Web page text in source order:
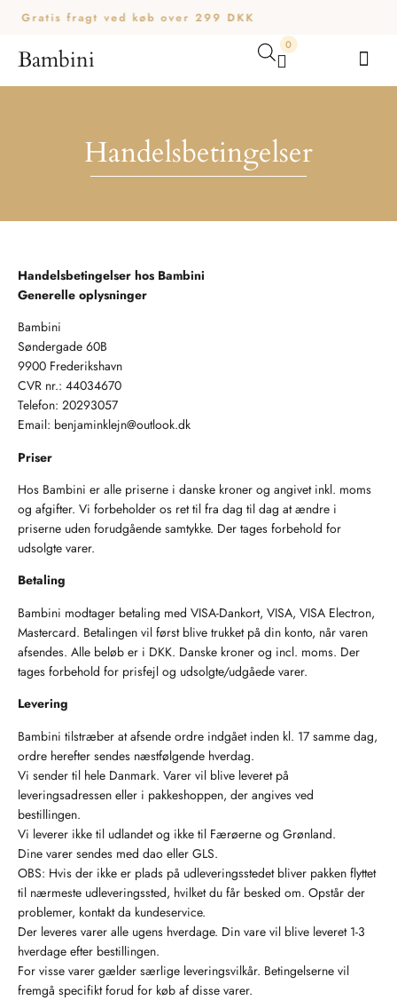
Gratis fragt ved køb over 299 DKK
Bambini
0
Din kurv er tom.
SE KURV
Handelsbetingelser
Handelsbetingelser hos Bambini
Generelle oplysninger
Bambini
Søndergade 60B
9900 Frederikshavn
CVR nr.: 44034670
Telefon: 20293057
Email: benjaminklejn@outlook.dk
Priser
Hos Bambini er alle priserne i danske kroner og angivet inkl. moms
og afgifter. Vi forbeholder os ret til fra dag til dag at ændre i
priserne uden forudgående samtykke. Der tages forbehold for
udsolgte varer.
Betaling
Bambini modtager betaling med VISA-Dankort, VISA, VISA Electron,
Mastercard. Betalingen vil først blive trukket på din konto, når varen
afsendes. Alle beløb er i DKK. Danske kroner og incl. moms. Der
tages forbehold for prisfejl og udsolgte/udgåede varer.
Levering
Bambini tilstræber at afsende ordre indgået inden kl. 17 samme dag,
ordre herefter sendes næstfølgende hverdag.
Vi sender til hele Danmark. Varer vil blive leveret på
leveringsadressen eller i pakkeshoppen, der angives ved
bestillingen.
Vi leverer ikke til udlandet og ikke til Færøerne og Grønland.
Dine varer sendes med dao eller GLS.
OBS: Hvis der ikke er plads på udleveringsstedet bliver pakken flyttet
til nærmeste udleveringssted, hvilket du får besked om. Opstår der
problemer, kontakt da kundeservice.
Der leveres varer alle ugens hverdage. Din vare vil blive leveret 1-3
hverdage efter bestillingen.
For visse varer gælder særlige leveringsvilkår. Betingelserne vil
fremgå specifikt forud for køb af disse varer.